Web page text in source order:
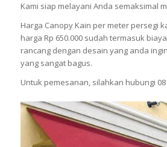
Kami siap melayani Anda semaksimal
Harga Canopy Kain per meter persegi
harga Rp 650.000 sudah termasuk
rancang dengan desain yang anda
yang sangat bagus.
Untuk pemesanan, silahkan hubungi